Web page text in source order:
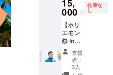
ファウ
ンディ
ング成
功の秘
訣の動
画をお
届けし
ます。
15,
000 円
在庫な
し
【ホリ
エモン
祭 in
Cebu実
行委員
長「山
口薫」
支援
者：
3人